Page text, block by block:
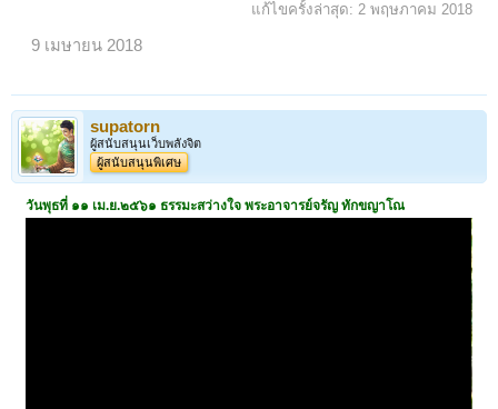
แก้ไขครั้งล่าสุด: 2 พฤษภาคม 2018
9 เมษายน 2018
supatorn
ผู้สนับสนุนเว็บพลังจิต
ผู้สนับสนุนพิเศษ
วันพุธที่ ๑๑ เม.ย.๒๕๖๑ ธรรมะสว่างใจ พระอาจารย์จรัญ ทักขญาโณ